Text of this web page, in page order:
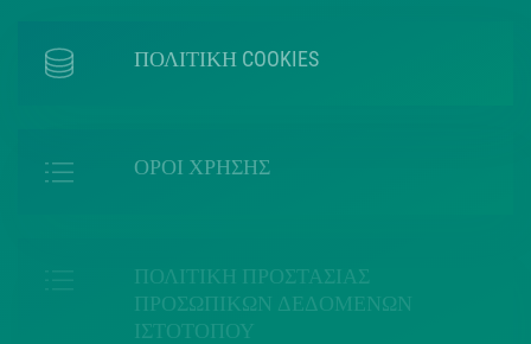
ΠΟΛΙΤΙΚΗ COOKIES
ΟΡΟΙ ΧΡΗΣΗΣ
ΠΟΛΙΤΙΚΗ ΠΡΟΣΤΑΣΙΑΣ
ΠΡΟΣΩΠΙΚΩΝ ΔΕΔΟΜΕΝΩΝ
ΙΣΤΟΤΟΠΟΥ